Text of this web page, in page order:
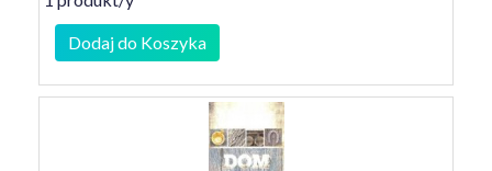
Dodaj do Koszyka